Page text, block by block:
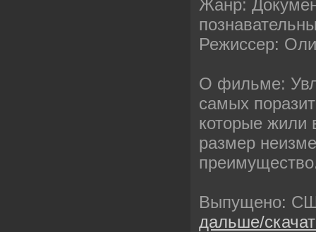
Жанр:
Режиссер:
О фильме:
самых
которые жили
размер
Выпущено:
дальше/